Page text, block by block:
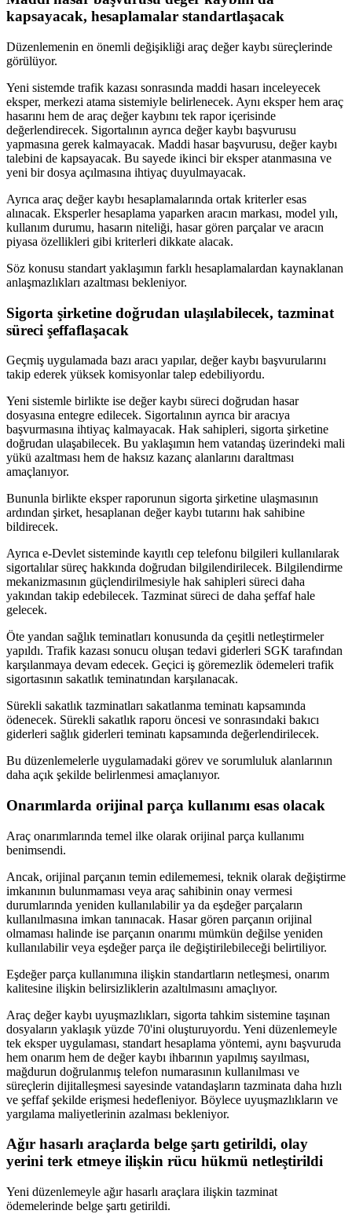
kapsayacak, hesaplamalar standartlaşacak
Düzenlemenin en önemli değişikliği araç değer kaybı süreçlerinde
görülüyor.
Yeni sistemde trafik kazası sonrasında maddi hasarı inceleyecek
eksper, merkezi atama sistemiyle belirlenecek. Aynı eksper hem araç
hasarını hem de araç değer kaybını tek rapor içerisinde
değerlendirecek. Sigortalının ayrıca değer kaybı başvurusu
yapmasına gerek kalmayacak. Maddi hasar başvurusu, değer kaybı
talebini de kapsayacak. Bu sayede ikinci bir eksper atanmasına ve
yeni bir dosya açılmasına ihtiyaç duyulmayacak.
Ayrıca araç değer kaybı hesaplamalarında ortak kriterler esas
alınacak. Eksperler hesaplama yaparken aracın markası, model yılı,
kullanım durumu, hasarın niteliği, hasar gören parçalar ve aracın
piyasa özellikleri gibi kriterleri dikkate alacak.
Söz konusu standart yaklaşımın farklı hesaplamalardan kaynaklanan
anlaşmazlıkları azaltması bekleniyor.
Sigorta şirketine doğrudan ulaşılabilecek, tazminat
süreci şeffaflaşacak
Geçmiş uygulamada bazı aracı yapılar, değer kaybı başvurularını
takip ederek yüksek komisyonlar talep edebiliyordu.
Yeni sistemle birlikte ise değer kaybı süreci doğrudan hasar
dosyasına entegre edilecek. Sigortalının ayrıca bir aracıya
başvurmasına ihtiyaç kalmayacak. Hak sahipleri, sigorta şirketine
doğrudan ulaşabilecek. Bu yaklaşımın hem vatandaş üzerindeki mali
yükü azaltması hem de haksız kazanç alanlarını daraltması
amaçlanıyor.
Bununla birlikte eksper raporunun sigorta şirketine ulaşmasının
ardından şirket, hesaplanan değer kaybı tutarını hak sahibine
bildirecek.
Ayrıca e-Devlet sisteminde kayıtlı cep telefonu bilgileri kullanılarak
sigortalılar süreç hakkında doğrudan bilgilendirilecek. Bilgilendirme
mekanizmasının güçlendirilmesiyle hak sahipleri süreci daha
yakından takip edebilecek. Tazminat süreci de daha şeffaf hale
gelecek.
Öte yandan sağlık teminatları konusunda da çeşitli netleştirmeler
yapıldı. Trafik kazası sonucu oluşan tedavi giderleri SGK tarafından
karşılanmaya devam edecek. Geçici iş göremezlik ödemeleri trafik
sigortasının sakatlık teminatından karşılanacak.
Sürekli sakatlık tazminatları sakatlanma teminatı kapsamında
ödenecek. Sürekli sakatlık raporu öncesi ve sonrasındaki bakıcı
giderleri sağlık giderleri teminatı kapsamında değerlendirilecek.
Bu düzenlemelerle uygulamadaki görev ve sorumluluk alanlarının
daha açık şekilde belirlenmesi amaçlanıyor.
Onarımlarda orijinal parça kullanımı esas olacak
Araç onarımlarında temel ilke olarak orijinal parça kullanımı
benimsendi.
Ancak, orijinal parçanın temin edilememesi, teknik olarak değiştirme
imkanının bulunmaması veya araç sahibinin onay vermesi
durumlarında yeniden kullanılabilir ya da eşdeğer parçaların
kullanılmasına imkan tanınacak. Hasar gören parçanın orijinal
olmaması halinde ise parçanın onarımı mümkün değilse yeniden
kullanılabilir veya eşdeğer parça ile değiştirilebileceği belirtiliyor.
Eşdeğer parça kullanımına ilişkin standartların netleşmesi, onarım
kalitesine ilişkin belirsizliklerin azaltılmasını amaçlıyor.
Araç değer kaybı uyuşmazlıkları, sigorta tahkim sistemine taşınan
dosyaların yaklaşık yüzde 70'ini oluşturuyordu. Yeni düzenlemeyle
tek eksper uygulaması, standart hesaplama yöntemi, aynı başvuruda
hem onarım hem de değer kaybı ihbarının yapılmış sayılması,
mağdurun doğrulanmış telefon numarasının kullanılması ve
süreçlerin dijitalleşmesi sayesinde vatandaşların tazminata daha hızlı
ve şeffaf şekilde erişmesi hedefleniyor. Böylece uyuşmazlıkların ve
yargılama maliyetlerinin azalması bekleniyor.
Ağır hasarlı araçlarda belge şartı getirildi, olay
yerini terk etmeye ilişkin rücu hükmü netleştirildi
Yeni düzenlemeyle ağır hasarlı araçlara ilişkin tazminat
ödemelerinde belge şartı getirildi.